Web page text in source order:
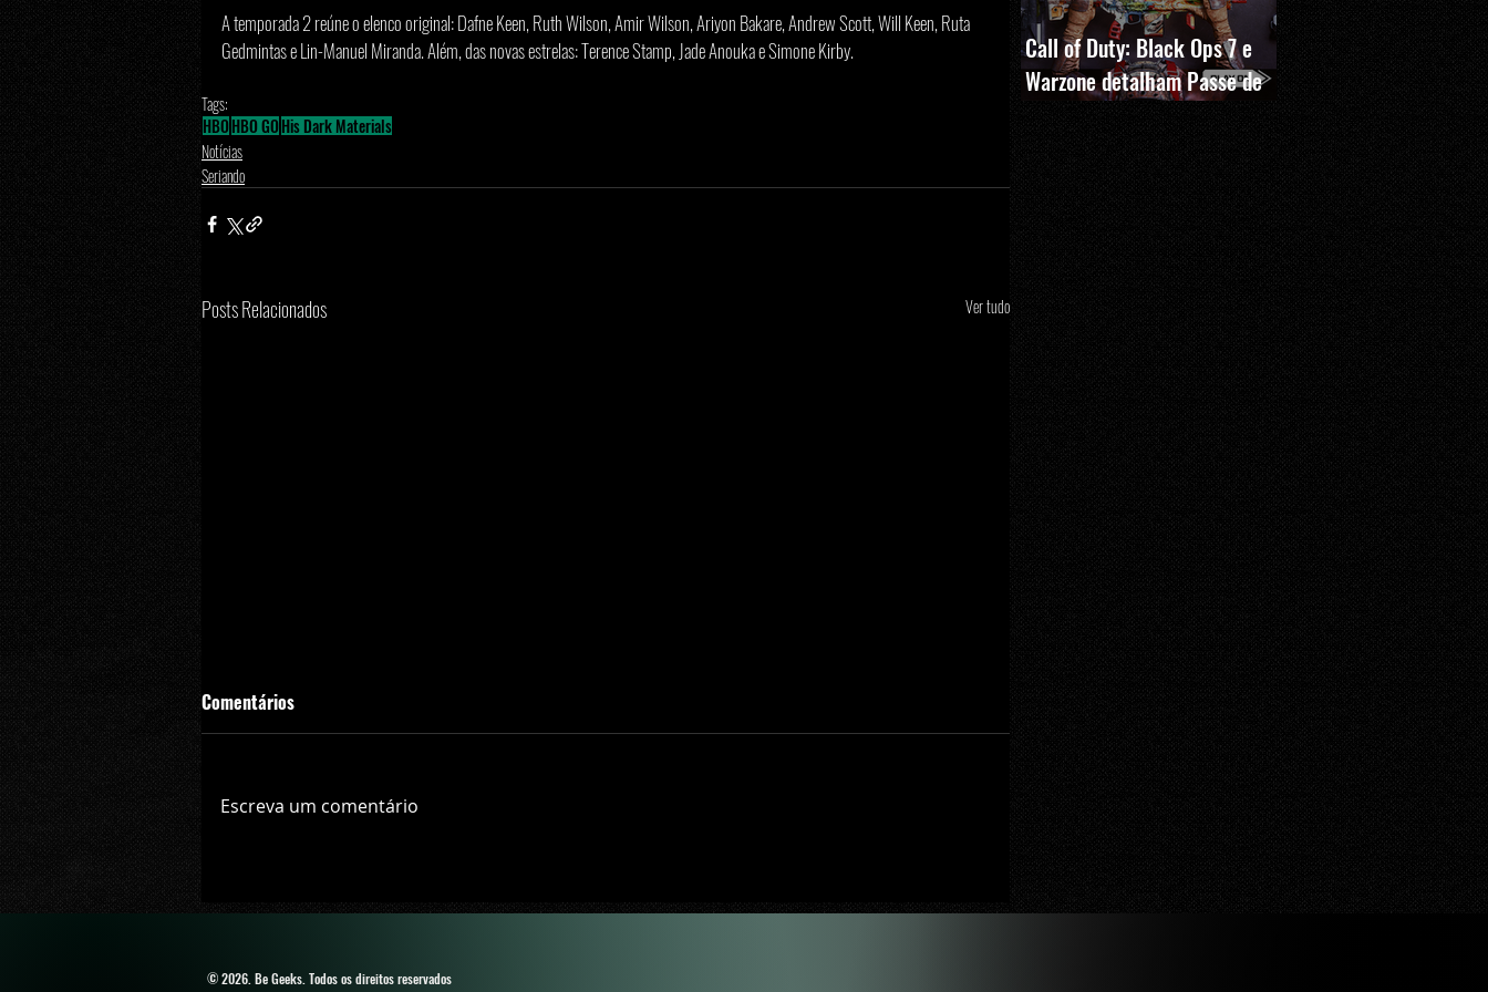
A temporada 2 reúne o elenco original: Dafne Keen, Ruth Wilson, Amir Wilson, Ariyon Bakare, Andrew Scott, Will Keen, Ruta
Gedmintas e Lin-Manuel Miranda. Além, das novas estrelas: Terence Stamp, Jade Anouka e Simone Kirby.
Tags:
HBOHBO GOHis Dark Materials
Notícias
Seriando
Posts Relacionados Ver tudo
HBO Signature comemora os 75 anos do
HBO comemora aniversário de Steve
Comentários
Escreva um comentário
Call of Duty: Black Ops 7 e
Warzone detalham Passe de
Batalha, BlackCell e novas
recompensas da Temporada 5
© 2026. Be Geeks. Todos os direitos reservados